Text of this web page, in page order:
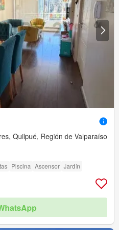
Quilpué, Región de Valparaíso
Piscina Ascensor Jardín